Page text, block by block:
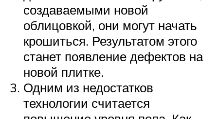
создаваемыми новой
облицовкой, они могут начать
крошиться. Результатом этого
станет появление дефектов на
новой плитке.
Одним из недостатков
технологии считается